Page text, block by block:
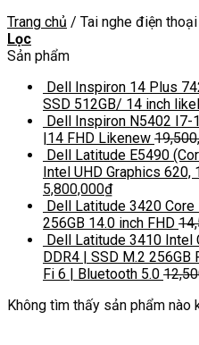
Trang chủ / Tai nghe điện thoại
Lọc
Sản phẩm
Dell Inspiron 14 Plus
SSD 512GB/ 14 inch
Dell Inspiron N5402 I7-
|14 FHD Likenew
Dell Latitude E5490
Intel UHD Graphics 620,
5,800,000₫
Dell Latitude 3420 Core
256GB 14.0 inch FHD
Dell Latitude 3410 Intel
DDR4 | SSD M.2 256GB
Fi 6 | Bluetooth 5.0
Không tìm thấy sản phẩm nào